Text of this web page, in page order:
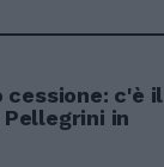
cessione: c'è il
in